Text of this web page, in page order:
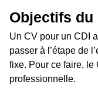
Objectifs du
Un CV pour un CDI
passer à l’étape de
fixe. Pour ce faire, le
professionnelle.